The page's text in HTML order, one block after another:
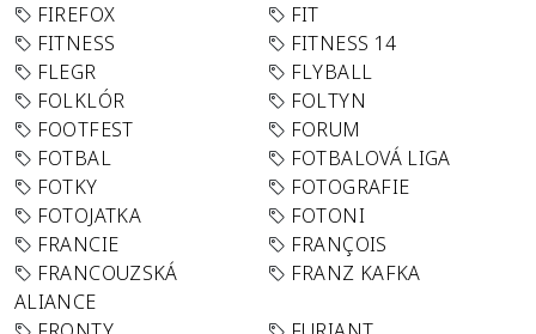
FIREFOX
FIT
FITNESS
FITNESS 14
FLEGR
FLYBALL
FOLKLÓR
FOLTYN
FOOTFEST
FORUM
FOTBAL
FOTBALOVÁ LIGA
FOTKY
FOTOGRAFIE
FOTOJATKA
FOTONI
FRANCIE
FRANÇOIS
FRANCOUZSKÁ
ALIANCE
FRANZ KAFKA